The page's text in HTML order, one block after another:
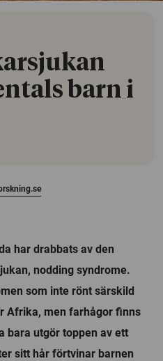
barn i
har drabbats av den
nodding syndrome.
som inte rönt särskild
Afrika, men farhågor finns
bara utgör toppen av ett
sitt hår förtvinar barnen